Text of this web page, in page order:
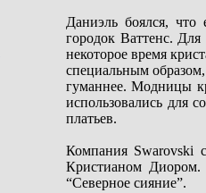
Даниэль боялся, что
городок Ваттенс.
некоторое время
специальным
гуманнее. Модницы
использовались для
платьев.
Компания Swarovski
Кристианом Диором.
“Северное сияние”.